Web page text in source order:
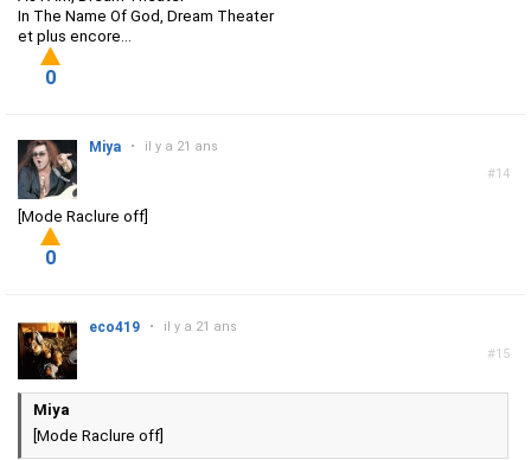
In The Name Of God, Dream Theater
et plus encore...
0
#14
Miya • il y a 21 ans
[Mode Raclure off]
0
#15
eco419 • il y a 21 ans
Miya
[Mode Raclure off]